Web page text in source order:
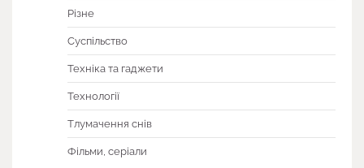
Різне
Суспільство
Техніка та гаджети
Технології
Тлумачення снів
Фільми, серіали